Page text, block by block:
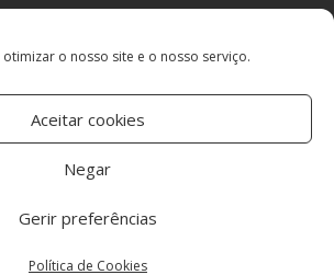
o nosso site e o nosso serviço.
Aceitar cookies
Negar
Gerir preferências
Política de Cookies
Funerária Boiça, Lda